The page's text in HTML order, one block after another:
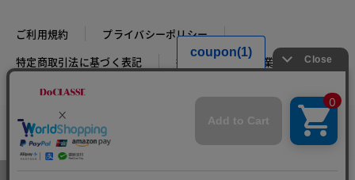
カラー・サイズを選択する
ご利用規約
プライバシーポリシー
特定商取引法に基づく表記
推奨環境 企業情報
COPYRIGHT © DoCLASSE ALL RIGHTS RESERVED.